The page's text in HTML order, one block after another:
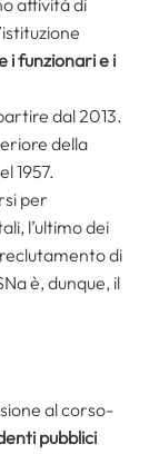
attività di
i funzionari e i
dal 2013.
della
1957.
per
l’ultimo dei
di
è, dunque, il
al corso-
pubblici